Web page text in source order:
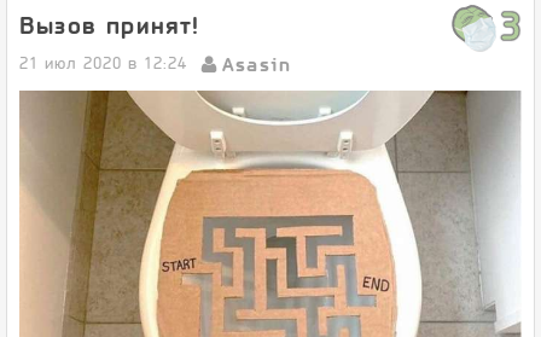
Вызов принят! 3
21 июл 2020 в 12:24 Asasin